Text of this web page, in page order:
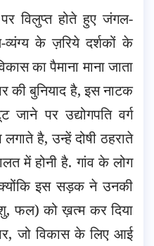
विलुप्त होते हुए जंगल-
के ज़रिये दर्शकों के
का पैमाना माना जाता
की बुनियाद है, इस नाटक
पर उद्योगपति वर्ग
है, उन्हें दोषी ठहराते
में होनी है. गांव के लोग
इस सड़क ने उनकी
फल) को ख़त्म कर दिया
जो विकास के लिए आई